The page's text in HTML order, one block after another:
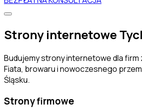
Strony internetowe
Budujemy strony internetowe dla firm
Fiata, browaru i nowoczesnego
Śląsku.
Strony firmowe